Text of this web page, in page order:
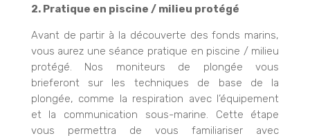
2. Pratique en piscine / milieu protégé
Avant de partir à la découverte des fonds marins,
vous aurez une séance pratique en piscine / milieu
protégé. Nos moniteurs de plongée vous
brieferont sur les techniques de base de la
plongée, comme la respiration avec l’équipement
et la communication sous-marine. Cette étape
vous permettra de vous familiariser avec